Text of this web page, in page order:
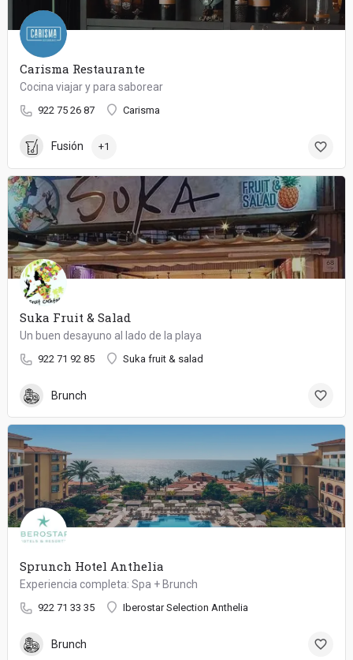
Carisma Restaurante
Cocina viajar y para saborear
922 75 26 87 Carisma
Fusión +1
Suka Fruit & Salad
Un buen desayuno al lado de la playa
922 71 92 85 Suka fruit & salad
Brunch
Sprunch Hotel Anthelia
Experiencia completa: Spa + Brunch
922 71 33 35 Iberostar Selection Anthelia
Brunch